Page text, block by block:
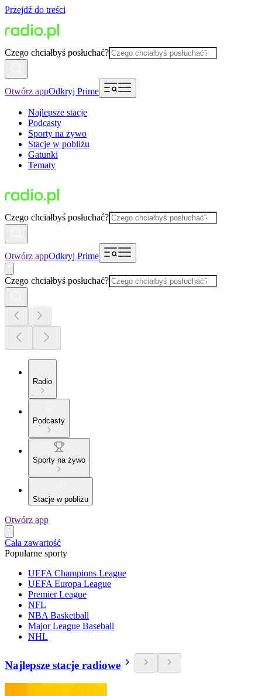
Przejdź do treści
Czego chciałbyś posłuchać?
Otwórz appOdkryj Prime
Najlepsze stacje
Podcasty
Sporty na żywo
Stacje w pobliżu
Gatunki
Tematy
Czego chciałbyś posłuchać?
Otwórz appOdkryj Prime
Czego chciałbyś posłuchać?
Radio
Podcasty
Sporty na żywo
Stacje w pobliżu
Otwórz app
Cała zawartość
Popularne sporty
UEFA Champions League
UEFA Europa League
Premier League
NFL
NBA Basketball
Major League Baseball
NHL
Najlepsze stacje radiowe